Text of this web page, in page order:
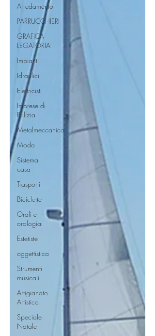
Arredamento
PARRUCCHIERI
GRAFICA
LEGATORIA
Impianti
Idraulici
Elettricisti
Imprese di
Pulizia
Metalmeccanica
Moda
Sistema
casa
Trasporti
Biciclette
Orafi e
orologiai
Estetiste
oggettistica
Strumenti
musicali
Artigianato
Artistico
Speciale
Natale